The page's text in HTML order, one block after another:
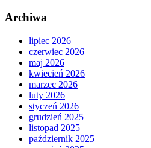
Archiwa
lipiec 2026
czerwiec 2026
maj 2026
kwiecień 2026
marzec 2026
luty 2026
styczeń 2026
grudzień 2025
listopad 2025
październik 2025